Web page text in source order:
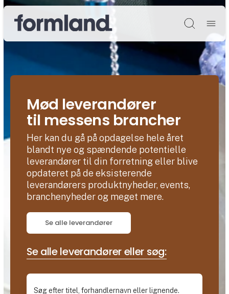
Søg
Mød leverandører
til messens brancher
Her kan du gå på opdagelse hele året
blandt nye og spændende potentielle
leverandører til din forretning eller blive
opdateret på de eksisterende
leverandørers produktnyheder, events,
branchenyheder og meget mere.
Se alle leverandører
Se alle leverandører eller søg: